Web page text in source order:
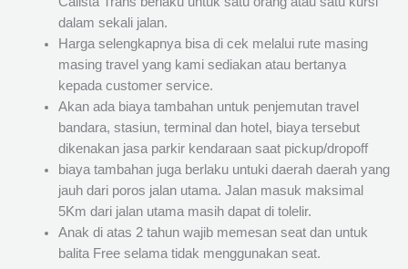
dalam sekali jalan.
Harga selengkapnya bisa di cek melalui rute masing
masing travel yang kami sediakan atau bertanya
kepada customer service.
Akan ada biaya tambahan untuk penjemutan travel
bandara, stasiun, terminal dan hotel, biaya tersebut
dikenakan jasa parkir kendaraan saat pickup/dropoff
biaya tambahan juga berlaku untuki daerah daerah yang
jauh dari poros jalan utama. Jalan masuk maksimal
5Km dari jalan utama masih dapat di tolelir.
Anak di atas 2 tahun wajib memesan seat dan untuk
balita Free selama tidak menggunakan seat.